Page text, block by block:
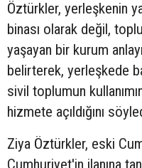
Öztürkler, yerleşkenin
binası olarak değil,
yaşayan bir kurum
belirterek, yerleşkede
sivil toplumun
hizmete açıldığını
Ziya Öztürkler, eski
Cumhuriyet'in ilanına